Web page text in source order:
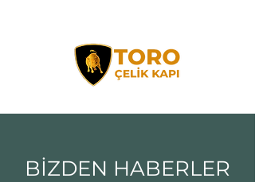
BİZDEN HABERLER